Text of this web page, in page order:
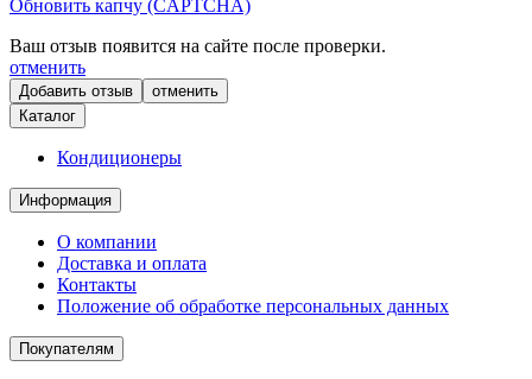
Обновить капчу (CAPTCHA)
Ваш отзыв появится на сайте после проверки.
отменить
отменить
Каталог
Кондиционеры
Информация
О компании
Доставка и оплата
Контакты
Положение об обработке персональных данных
Покупателям